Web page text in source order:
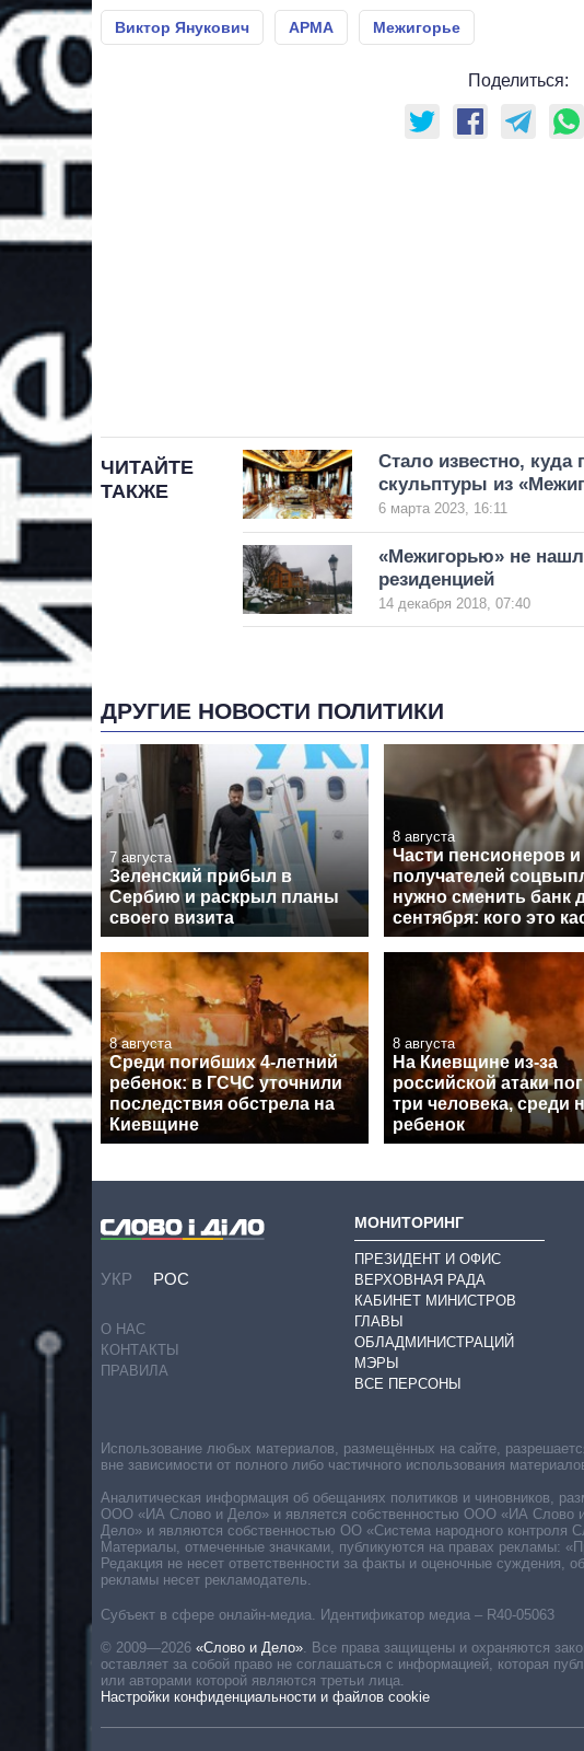
Виктор Янукович АРМА Межигорье
Поделиться:
ЧИТАЙТЕ
ТАКЖЕ
Стало известно,
скульптуры из
6 марта 2023, 16:11
«Межигорью» не
резиденцией
14 декабря 2018, 07:40
ДРУГИЕ НОВОСТИ ПОЛИТИКИ
7 августа
Зеленский прибыл в
Сербию и раскрыл планы
своего визита
8 августа
Части пенсионеров и
получателей
нужно сменить банк
сентября: кого это
8 августа
Среди погибших 4-летний
ребенок: в ГСЧС уточнили
последствия обстрела на
Киевщине
8 августа
На Киевщине из-за
российской атаки
три человека, среди
ребенок
УКР РОС
О НАС
КОНТАКТЫ
ПРАВИЛА
МОНИТОРИНГ
ПРЕЗИДЕНТ И ОФИС
ВЕРХОВНАЯ РАДА
КАБИНЕТ МИНИСТРОВ
ГЛАВЫ
ОБЛАДМИНИСТРАЦИЙ
МЭРЫ
ВСЕ ПЕРСОНЫ
Субъект в сфере онлайн-медиа. Идентификатор медиа – R40-05063
© 2009—2026 «Слово и Дело». Все права защищены и охраняются
оставляет за собой право не соглашаться с информацией, которая
или авторами которой являются третьи лица.
Настройки конфиденциальности и файлов cookie
Использование любых материалов, размещённых на сайте,
вне зависимости от полного либо частичного использования
Аналитическая информация об обещаниях политиков и чиновников,
ООО «ИА Слово и Дело» и является собственностью ООО «ИА Слово
Дело» и являются собственностью ОО «Система народного контроля
Материалы, отмеченные значками, публикуются на правах рекламы:
Редакция не несет ответственности за факты и оценочные суждения,
рекламы несет рекламодатель.